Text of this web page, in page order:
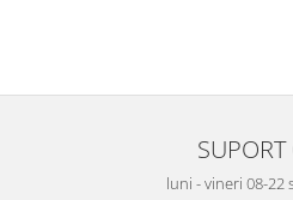
SUPORT
luni - vineri 08-22